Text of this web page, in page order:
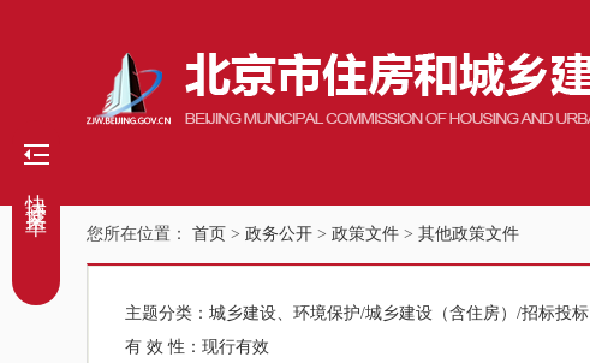
您所在位置： 首页 > 政务公开 > 政策文件 > 其他政策文件
主题分类： 城乡建设、环境保护/城乡建设（含住房）/招标投标
有 效 性： 现行有效
快捷菜单